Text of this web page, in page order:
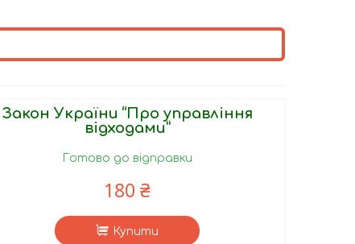
Закон України “Про управління
відходами”
Готово до відправки
180 ₴
Купити